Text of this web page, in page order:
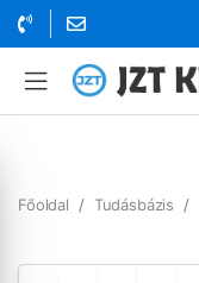
Főoldal Tudásbázis